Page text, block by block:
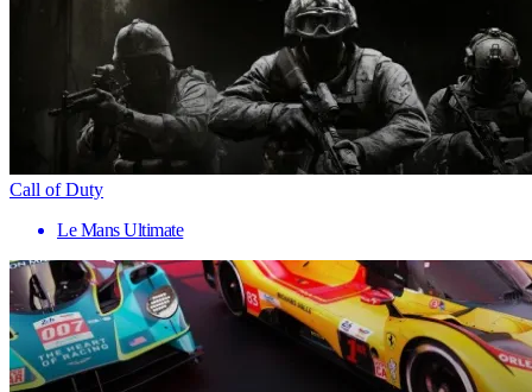
Call of Duty
Le Mans Ultimate